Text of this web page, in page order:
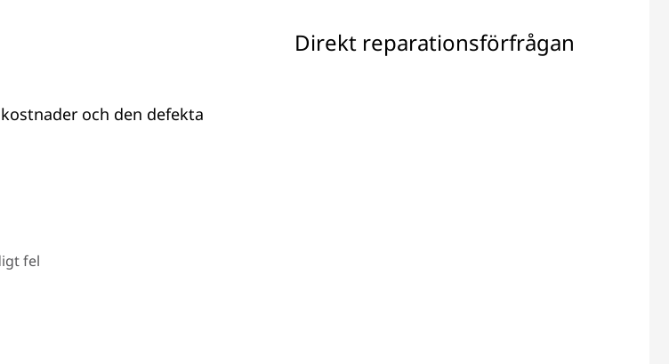
och den defekta
fel
Direkt reparationsförfrågan